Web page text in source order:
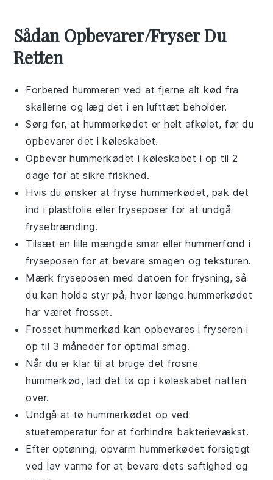
Sådan Opbevarer/Fryser Du
Retten
Forbered hummeren ved at fjerne alt kød fra
skallerne og læg det i en lufttæt beholder.
Sørg for, at hummerkødet er helt afkølet, før du
opbevarer det i køleskabet.
Opbevarhummerkødet i køleskabet i op til 2
dage for at sikre friskhed.
Hvis du ønsker at frysehummerkødet, pak det
ind i plastfolie eller fryseposer for at undgå
frysebrænding.
Tilsæt en lille mængde smør ellerhummerfond i
fryseposen for at bevare smagen og teksturen.
Mærk fryseposen med datoen for frysning, så
du kan holde styr på, hvor længe hummerkødet
har været frosset.
Frossethummerkød kan opbevares i fryseren i
op til 3 måneder for optimal smag.
Når du er klar til at bruge det frosne
hummerkød , lad det tø op i køleskabet natten
over.
Undgå at tøhummerkødet op ved
stuetemperatur for at forhindre bakterievækst.
Efter optøning, opvarm hummerkødet forsigtigt
ved lav varme for at bevare dets saftighed og